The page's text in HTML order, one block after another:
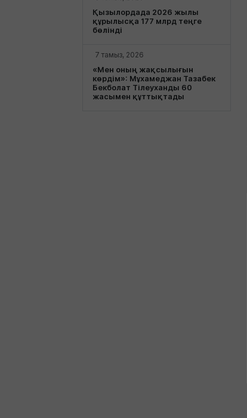
Қызылордада 2026 жылы
құрылысқа 177 млрд теңге
бөлінді
7 тамыз, 2026
«Мен оның жақсылығын
көрдім»: Мұхамеджан Тазабек
Бекболат Тілеуханды 60
жасымен құттықтады